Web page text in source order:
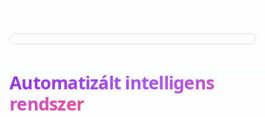
Automatizált intelligens
rendszer